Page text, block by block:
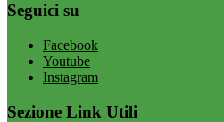
Seguici su
Facebook
Youtube
Instagram
Sezione Link Utili